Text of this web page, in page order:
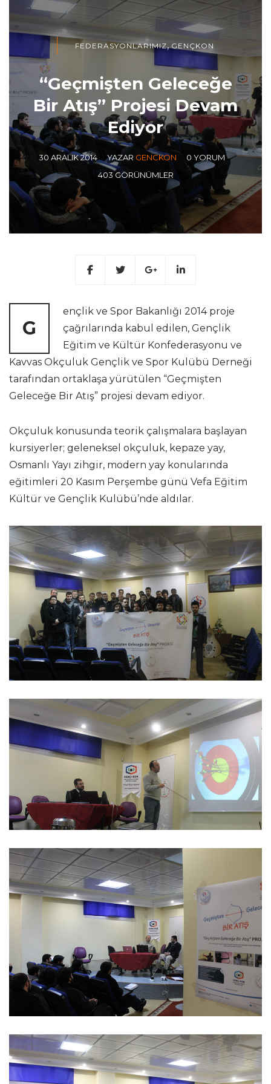
FEDERASYONLARIMIZ, GENÇKON
“Geçmişten Geleceğe
Bir Atış” Projesi Devam
Ediyor
30 ARALIK 2014 YAZAR GENCKON
0 YORUM
403 GÖRÜNÜMLER
G
ençlik ve Spor Bakanlığı 2014 proje
çağrılarında kabul edilen, Gençlik
Eğitim ve Kültür Konfederasyonu ve
Kavvas Okçuluk Gençlik ve Spor Kulübü Derneği
tarafından ortaklaşa yürütülen “Geçmişten
Geleceğe Bir Atış” projesi devam ediyor.
Okçuluk konusunda teorik çalışmalara başlayan
kursiyerler; geleneksel okçuluk, kepaze yay,
Osmanlı Yayı zihgir, modern yay konularında
eğitimleri 20 Kasım Perşembe günü Vefa Eğitim
Kültür ve Gençlik Kulübü’nde aldılar.